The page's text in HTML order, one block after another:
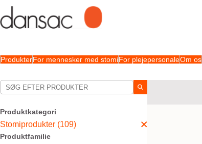
ProdukterFor mennesker med stomiFor plejepersonaleOm os
Produktkategori
Stomiprodukter (109)
Produktfamilie